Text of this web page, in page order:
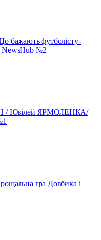
бажають футболісту-
NewsHub №2
/ Ювілей ЯРМОЛЕНКА/
гра Довбика і